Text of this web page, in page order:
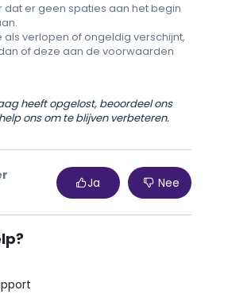
dat er geen spaties aan het begin
als verlopen of ongeldig verschijnt,
of deze aan de voorwaarden
heeft opgelost, beoordeel ons
ons om te blijven verbeteren.
Ja Nee